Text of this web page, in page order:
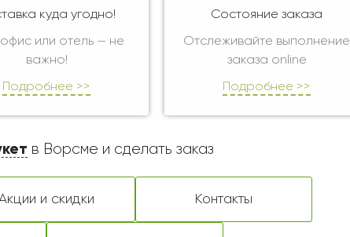
куда угодно!
или отель — не
важно!
Подробнее >>
Состояние заказа
Отслеживайте выполнение
заказа online
Подробнее >>
в Ворсме и сделать заказ
и скидки Контакты